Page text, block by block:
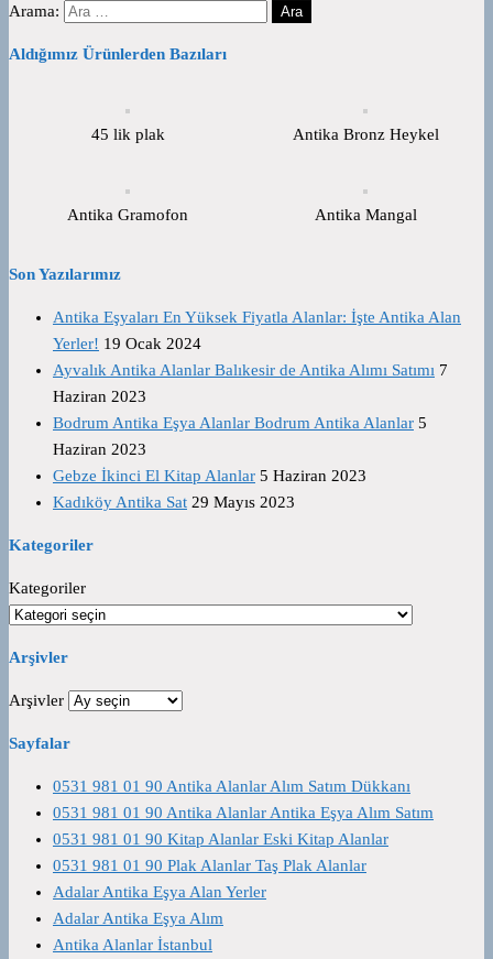
Arama:
Aldığımız Ürünlerden Bazıları
45 lik plak Antika Bronz Heykel
Antika Gramofon Antika Mangal
Son Yazılarımız
Antika Eşyaları En Yüksek Fiyatla Alanlar: İşte Antika Alan
Yerler! 19 Ocak 2024
Ayvalık Antika Alanlar Balıkesir de Antika Alımı Satımı 7
Haziran 2023
Bodrum Antika Eşya Alanlar Bodrum Antika Alanlar 5
Haziran 2023
Gebze İkinci El Kitap Alanlar 5 Haziran 2023
Kadıköy Antika Sat 29 Mayıs 2023
Kategoriler
Kategoriler
Arşivler
Arşivler
Sayfalar
0531 981 01 90 Antika Alanlar Alım Satım Dükkanı
0531 981 01 90 Antika Alanlar Antika Eşya Alım Satım
0531 981 01 90 Kitap Alanlar Eski Kitap Alanlar
0531 981 01 90 Plak Alanlar Taş Plak Alanlar
Adalar Antika Eşya Alan Yerler
Adalar Antika Eşya Alım
Antika Alanlar İstanbul